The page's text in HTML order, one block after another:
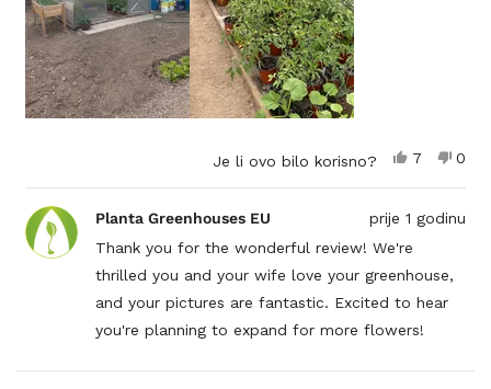
Je li ovo bilo korisno?
Da,
recenzija
korisnika
bila
korisna.
7
je
glasalo
Ne,
0
nije
Planta Greenhouses EU
prije 1 godinu
Thank you for the wonderful review! We're
thrilled you and your wife love your greenhouse,
and your pictures are fantastic. Excited to hear
you're planning to expand for more flowers!